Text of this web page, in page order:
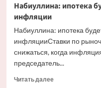
Набиуллина: ипотека
инфляции
Набиуллина: ипотека
инфляцииСтавки по
снижаться, когда
председатель...
Читать далееПрочитать